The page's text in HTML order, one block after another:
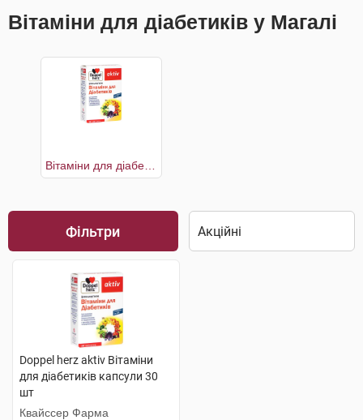
Вітаміни для діабетиків у Магалі
Фільтри
Doppel herz aktiv Вітаміни
для діабетиків капсули 30
шт
Квайссер Фарма